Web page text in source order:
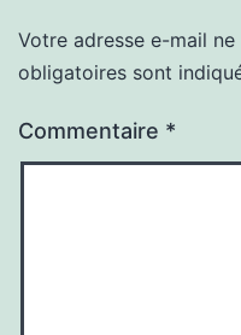
Votre adresse e-mail
obligatoires sont
Commentaire *